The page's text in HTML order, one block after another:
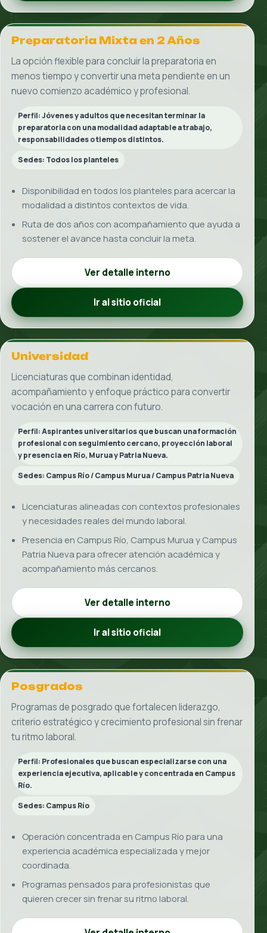
Cada paso está pensado para darte certeza, resolver
dudas a tiempo y acercarte a tu lugar con confianza.
01
Comparte tu meta
gustaría estudiar y cuál es el objetivo que hoy
quieres alcanzar.
Recibe orientación experta
Un asesor escucha tu caso, resuelve tus dudas y te
recomienda la ruta que mejor encaja contigo.
03
Confirma requisitos y sede
Recibes información clara sobre documentos,
costos, sede y disponibilidad para avanzar con
seguridad.
04
Formaliza tu ingreso con acompañamiento cercano
para comenzar esta nueva etapa con confianza.
SEDES Y COBERTURA
Elige elcampusque mejor
acompaña tu rutina y tu
objetivo
Aquí ves con claridad dónde está cada modalidad para
tomar una decisión segura desde el inicio.
Río
Murua
Patria Nueva
Pinos
Otay
Villa Fontana
Campus Río